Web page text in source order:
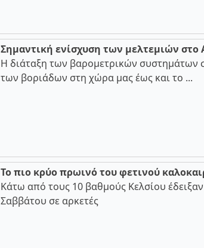
Σημαντική ενίσχυση των μελτεμιών στο
Η διάταξη των βαρομετρικών συστημάτων
των βοριάδων στη χώρα μας έως και το ...
Το πιο κρύο πρωινό του φετινού
Κάτω από τους 10 βαθμούς Κελσίου
Σαββάτου σε αρκετές